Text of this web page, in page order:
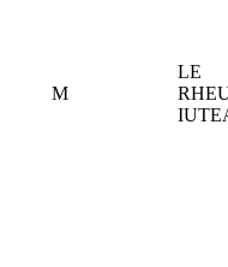
M
LE